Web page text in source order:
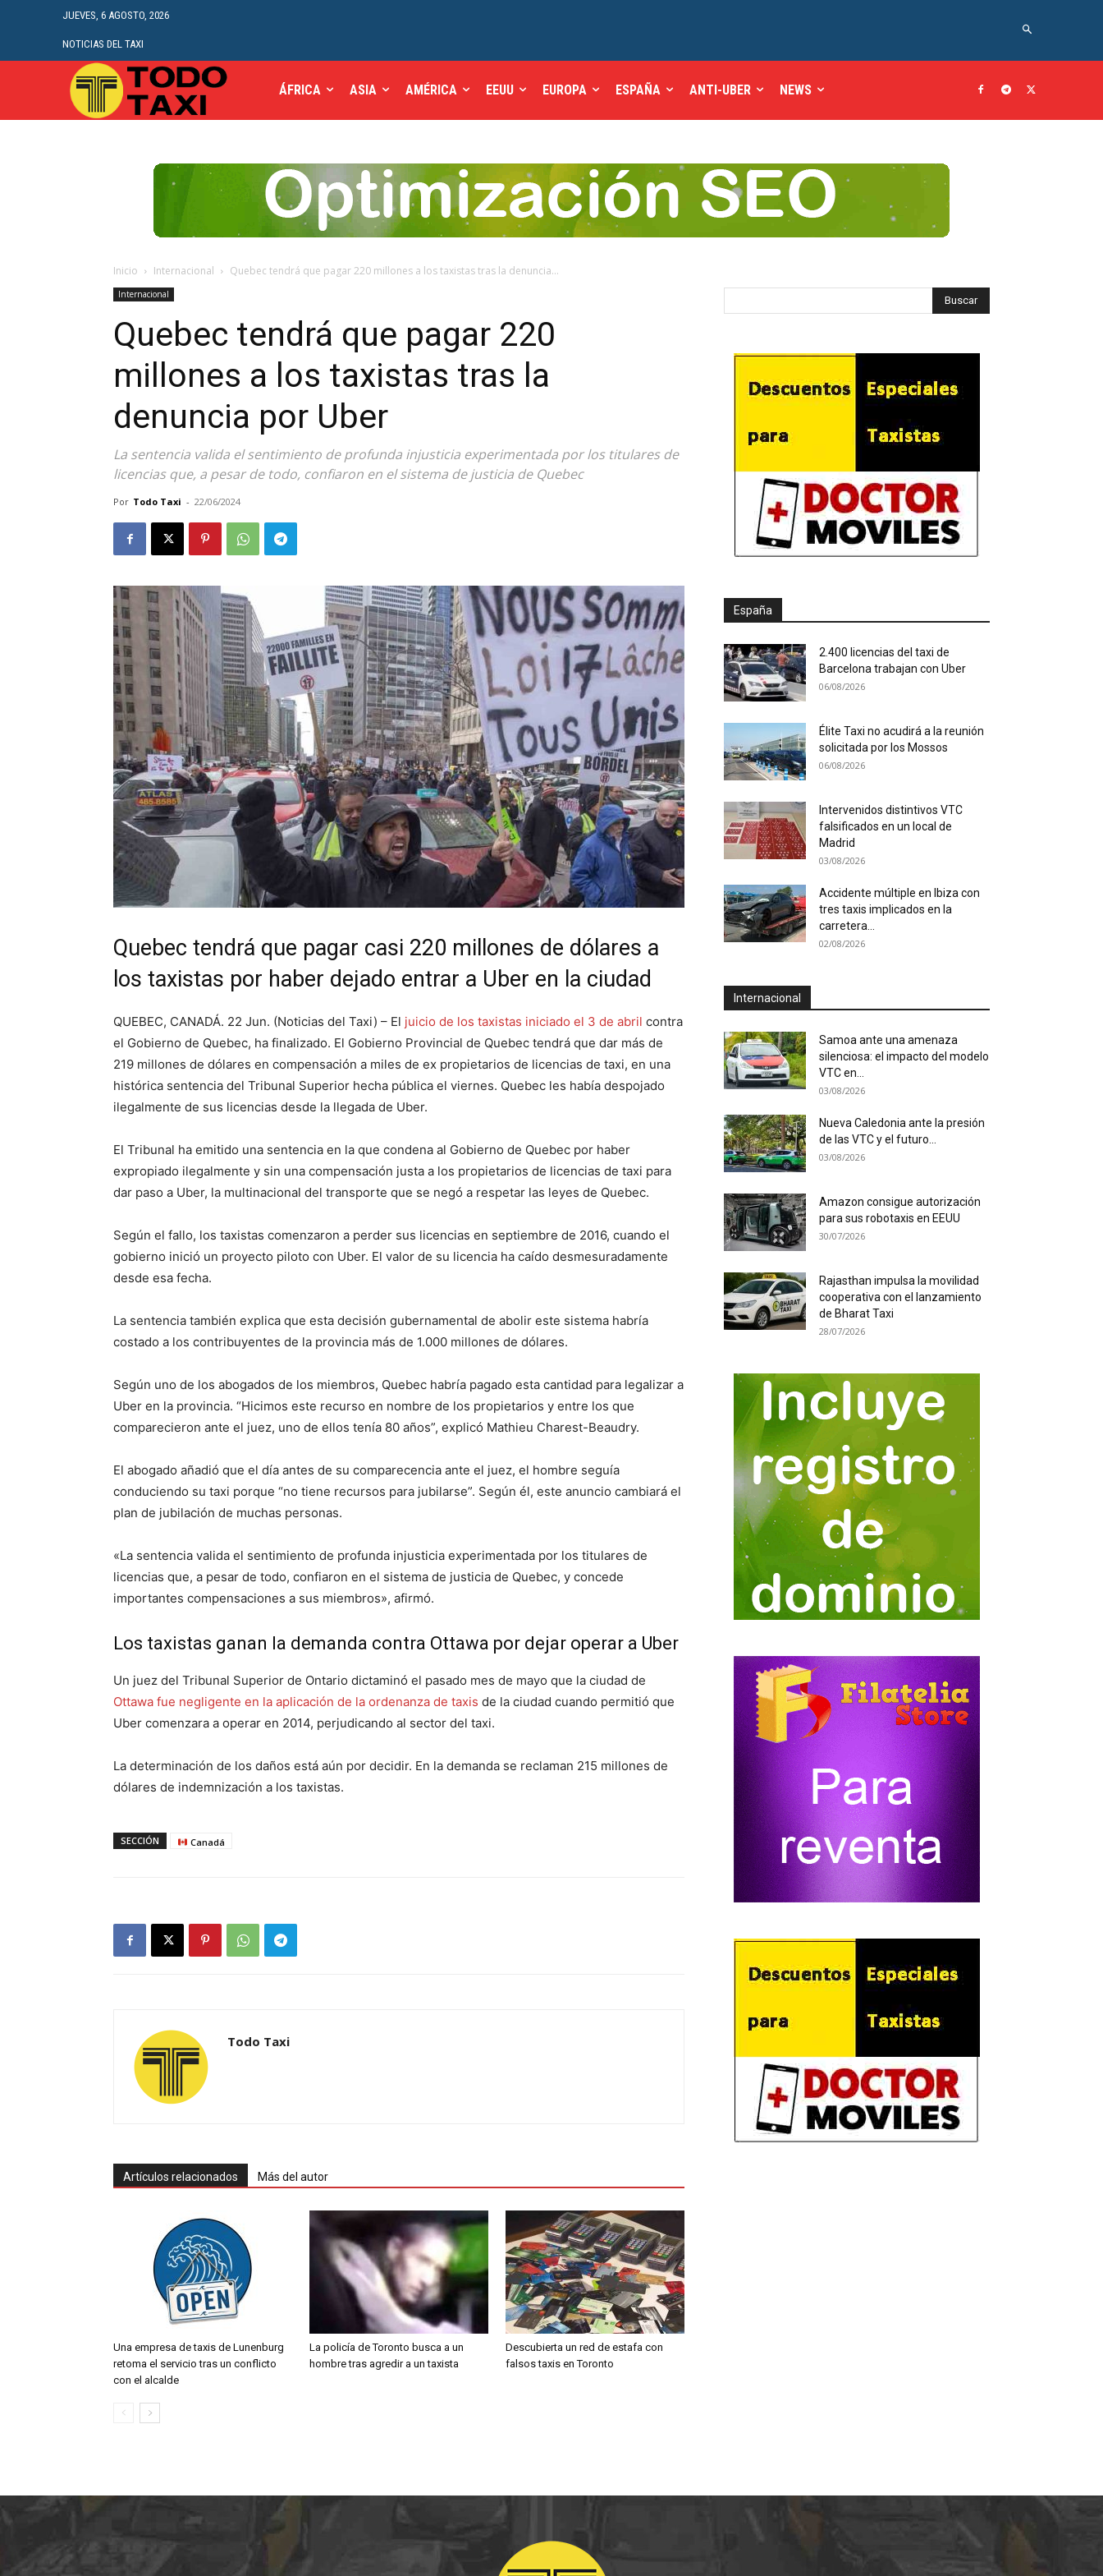
JUEVES, 6 AGOSTO, 2026
NOTICIAS DEL TAXI
ÁFRICA ASIA AMÉRICA EEUU EUROPA ESPAÑA ANTI-UBER NEWS
Inicio Internacional Quebec tendrá que pagar 220 millones a los taxistas tras la denuncia...
Internacional
Quebec tendrá que pagar 220
millones a los taxistas tras la
denuncia por Uber
La sentencia valida el sentimiento de profunda injusticia experimentada por los titulares de
licencias que, a pesar de todo, confiaron en el sistema de justicia de Quebec
Por Todo Taxi - 22/06/2024
Quebec tendrá que pagar casi 220 millones de dólares a
los taxistas por haber dejado entrar a Uber en la ciudad
QUEBEC, CANADÁ. 22 Jun. (Noticias del Taxi) – El juicio de los taxistas iniciado el 3 de abril contra
el Gobierno de Quebec, ha finalizado. El Gobierno Provincial de Quebec tendrá que dar más de
219 millones de dólares en compensación a miles de ex propietarios de licencias de taxi, en una
histórica sentencia del Tribunal Superior hecha pública el viernes. Quebec les había despojado
ilegalmente de sus licencias desde la llegada de Uber.
El Tribunal ha emitido una sentencia en la que condena al Gobierno de Quebec por haber
expropiado ilegalmente y sin una compensación justa a los propietarios de licencias de taxi para
dar paso a Uber, la multinacional del transporte que se negó a respetar las leyes de Quebec.
Según el fallo, los taxistas comenzaron a perder sus licencias en septiembre de 2016, cuando el
gobierno inició un proyecto piloto con Uber. El valor de su licencia ha caído desmesuradamente
desde esa fecha.
La sentencia también explica que esta decisión gubernamental de abolir este sistema habría
costado a los contribuyentes de la provincia más de 1.000 millones de dólares.
Según uno de los abogados de los miembros, Quebec habría pagado esta cantidad para legalizar a
Uber en la provincia. “Hicimos este recurso en nombre de los propietarios y entre los que
comparecieron ante el juez, uno de ellos tenía 80 años”, explicó Mathieu Charest-Beaudry.
El abogado añadió que el día antes de su comparecencia ante el juez, el hombre seguía
conduciendo su taxi porque “no tiene recursos para jubilarse”. Según él, este anuncio cambiará el
plan de jubilación de muchas personas.
«La sentencia valida el sentimiento de profunda injusticia experimentada por los titulares de
licencias que, a pesar de todo, confiaron en el sistema de justicia de Quebec, y concede
importantes compensaciones a sus miembros», afirmó.
Los taxistas ganan la demanda contra Ottawa por dejar operar a Uber
Un juez del Tribunal Superior de Ontario dictaminó el pasado mes de mayo que la ciudad de
Ottawa fue negligente en la aplicación de la ordenanza de taxis de la ciudad cuando permitió que
Uber comenzara a operar en 2014, perjudicando al sector del taxi.
La determinación de los daños está aún por decidir. En la demanda se reclaman 215 millones de
dólares de indemnización a los taxistas.
SECCIÓN Canadá
Todo Taxi
Artículos relacionados Más del autor
Una empresa de taxis de Lunenburg
retoma el servicio tras un conflicto
con el alcalde
La policía de Toronto busca a un
hombre tras agredir a un taxista
Descubierta un red de estafa con
falsos taxis en Toronto
España
2.400 licencias del taxi de
Barcelona trabajan con Uber
06/08/2026
Élite Taxi no acudirá a la reunión
solicitada por los Mossos
06/08/2026
Intervenidos distintivos VTC
falsificados en un local de
Madrid
03/08/2026
Accidente múltiple en Ibiza con
tres taxis implicados en la
carretera...
02/08/2026
Internacional
Samoa ante una amenaza
silenciosa: el impacto del modelo
VTC en...
03/08/2026
Nueva Caledonia ante la presión
de las VTC y el futuro...
03/08/2026
Amazon consigue autorización
para sus robotaxis en EEUU
30/07/2026
Rajasthan impulsa la movilidad
cooperativa con el lanzamiento
de Bharat Taxi
28/07/2026